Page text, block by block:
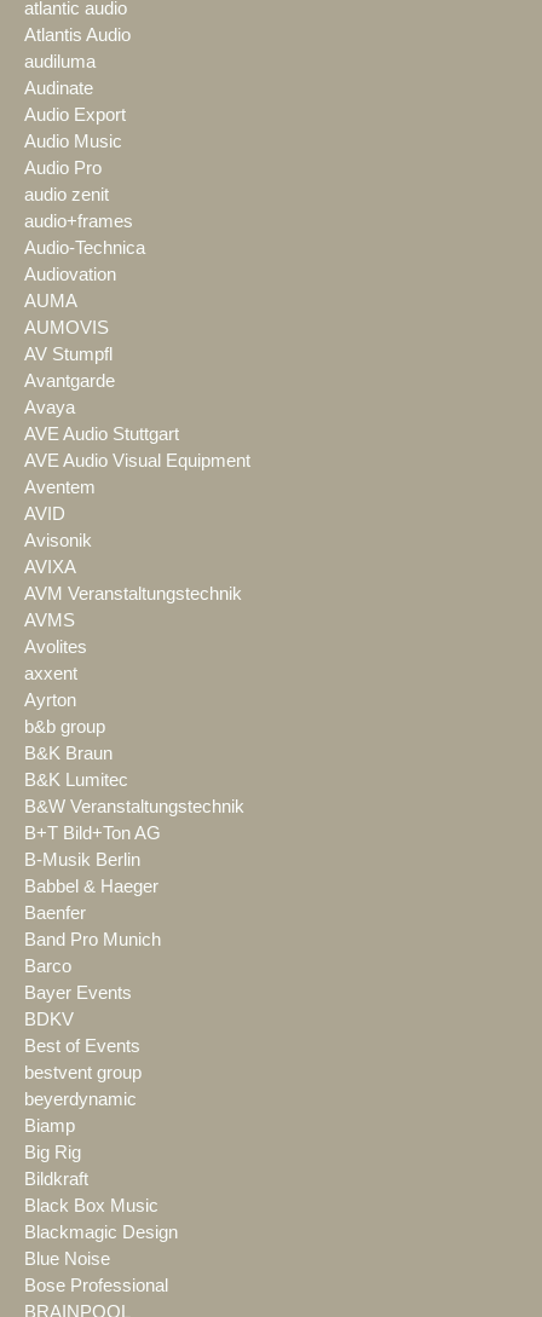
atlantic audio
Atlantis Audio
audiluma
Audinate
Audio Export
Audio Music
Audio Pro
audio zenit
audio+frames
Audio-Technica
Audiovation
AUMA
AUMOVIS
AV Stumpfl
Avantgarde
Avaya
AVE Audio Stuttgart
AVE Audio Visual Equipment
Aventem
AVID
Avisonik
AVIXA
AVM Veranstaltungstechnik
AVMS
Avolites
axxent
Ayrton
b&b group
B&K Braun
B&K Lumitec
B&W Veranstaltungstechnik
B+T Bild+Ton AG
B-Musik Berlin
Babbel & Haeger
Baenfer
Band Pro Munich
Barco
Bayer Events
BDKV
Best of Events
bestvent group
beyerdynamic
Biamp
Big Rig
Bildkraft
Black Box Music
Blackmagic Design
Blue Noise
Bose Professional
BRAINPOOL